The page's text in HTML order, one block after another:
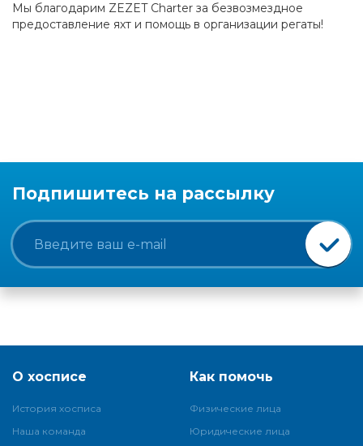
Мы благодарим ZEZET Charter за безвозмездное
предоставление яхт и помощь в организации регаты!
Подпишитесь на рассылку
О хосписе
История хосписа
Наша команда
Как помочь
Физические лица
Юридические лица